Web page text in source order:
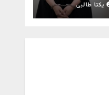
یکتا طالبی